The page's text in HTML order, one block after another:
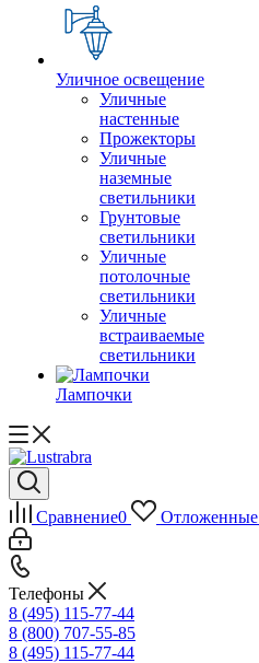
Уличное освещение
Уличные
настенные
Прожекторы
Уличные
наземные
светильники
Грунтовые
светильники
Уличные
потолочные
светильники
Уличные
встраиваемые
светильники
Лампочки
Сравнение0 Отложенные
Телефоны
8 (495) 115-77-44
8 (800) 707-55-85
8 (495) 115-77-44